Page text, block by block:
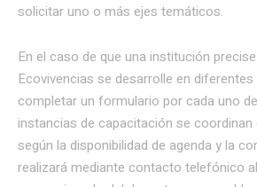
solicitar uno o más ejes temáticos.
En el caso de que una institución
Ecovivencias se desarrolle en
completar un formulario por cada uno
instancias de capacitación se
según la disponibilidad de agenda y la
realizará mediante contacto telefónico